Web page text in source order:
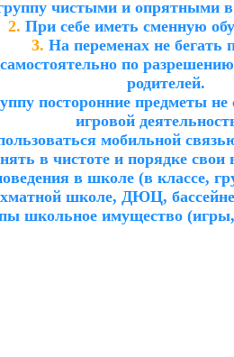
чистыми и опрятными в
2. При себе иметь сменную
3. На переменах не бегать
по
родителей.
посторонние предметы
игровой
мобильной
в чистоте и порядке свои
в школе (в классе,
школе, ДЮЦ,
школьное имущество